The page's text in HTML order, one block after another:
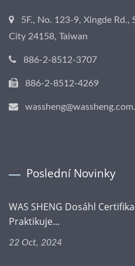
5F., No. 123-9, Xingde Rd.,
City 24158, Taiwan
886-2-8512-3707
886-2-8512-4269
Poslední Novinky
WAS SHENG Dosáhl
Praktikuje...
22 Oct, 2024